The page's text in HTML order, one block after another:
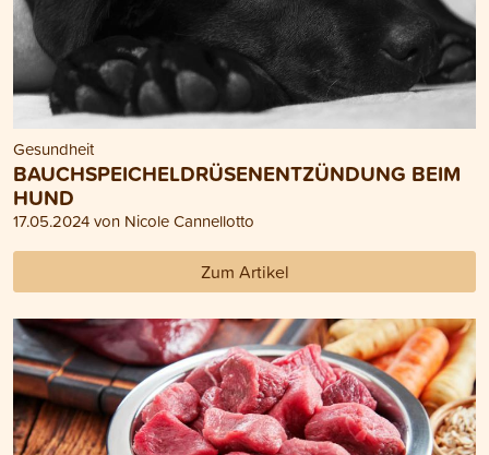
Gesundheit
BAUCHSPEICHELDRÜSENENTZÜNDUNG BEIM
HUND
17.05.2024 von Nicole Cannellotto
Zum Artikel